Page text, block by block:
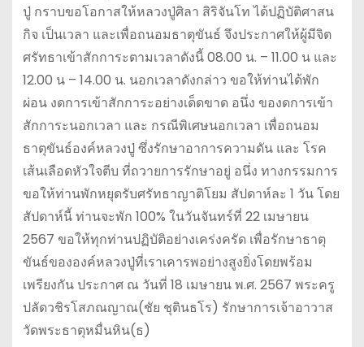
ปู่ กราบขอโอกาสให้หลวงปู่ศิลา สิริจันโท ได้ปฏิบัติศาสน
กิจ เป็นเวลา และเพื่อถนอมธาตุขันธ์ จึงประกาศให้ผู้มีจิต
ศรัทธาเข้าสักการะตามเวลาดังนี้ 08.00 น. – 11.00 น และ
12.00 น – 14.00 น. นอกเวลาดังกล่าว ขอให้ท่านได้พัก
ผ่อน งดการเข้าสักการะอย่างเด็ดขาด อนึ่ง ของดการเข้า
สักการะนอกเวลา และ กรณีพิเศษนอกเวลา เพื่อถนอม
ธาตุขันธ์องค์หลวงปู่ ซึ่งรักษาอาการความดัน และ โรค
เส้นเลือดหัวใจตีบ ที่ถวายการรักษาอยู่ อนึ่ง ทางกรรมการ
ขอให้ท่านพักหยุดรับศรัทธาญาติโยม สัปดาห์ละ 1 วัน โดย
สัปดาห์นี้ ท่านจะพัก 100% ในวันจันทร์ที่ 22 เมษายน
2567 ขอให้ทุกท่านปฏิบัติอย่างเคร่งครัด เพื่อรักษาธาตุ
ขันธ์ขององค์หลวงปู่ที่เราเคารพอย่างสูงยิ่งโดยพร้อม
เพรียงกัน ประกาศ ณ วันที่ 18 เมษายน พ.ศ. 2567 พระครู
ปลัดวชิรโสภณญาณ(ชัย ชุตินธโร) รักษาการเจ้าอาวาส
วัดพระธาตุหมื่นหิน(ธ)